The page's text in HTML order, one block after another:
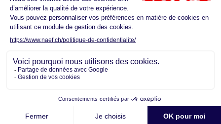
en exclusiviténos biens à la
vente